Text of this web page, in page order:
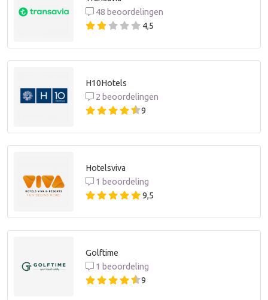
48 beoordelingen
4,5
H10Hotels
2 beoordelingen
9
Hotelsviva
1 beoordeling
9,5
Golftime
1 beoordeling
9